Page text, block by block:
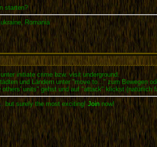
starten?
Romania
initiate crime bzw. visit underground.
und Ländern unter "move to..." zum Bewegen
units" gehst und auf "attack" klickst (natürlich
but surely the most exciting! Joinnow!